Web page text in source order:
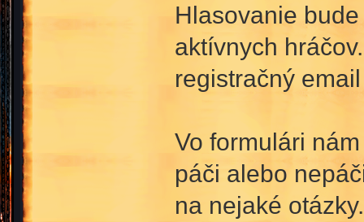
Hlasovanie
aktívnych
registračný
Vo formulári
páči alebo
na nejaké